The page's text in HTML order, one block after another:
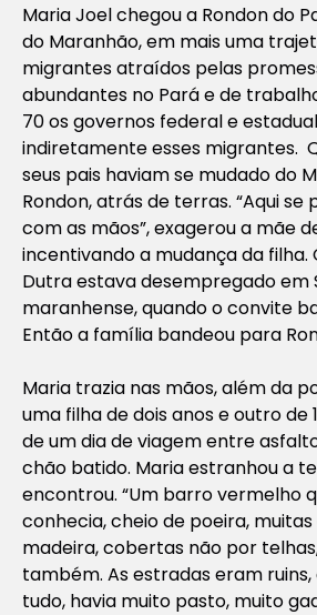
Maria Joel chegou a Rondon do
do Maranhão, em mais uma
migrantes atraídos pelas
abundantes no Pará e de
70 os governos federal e
indiretamente esses migrantes.
seus pais haviam se mudado do
Rondon, atrás de terras. “Aqui se
com as mãos”, exagerou a mãe
incentivando a mudança da filha.
Dutra estava desempregado em
maranhense, quando o convite
Então a família bandeou para
Maria trazia nas mãos, além da
uma filha de dois anos e outro de
de um dia de viagem entre
chão batido. Maria estranhou a
encontrou. “Um barro vermelho
conhecia, cheio de poeira,
madeira, cobertas não por
também. As estradas eram
tudo, havia muito pasto, muito